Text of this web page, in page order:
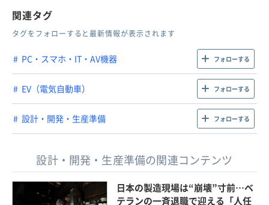
関連タグ
タグをフォローすると最新情報が表示されます
PC・スマホ・IT・AV機器 フォローする
EV（電気自動車） フォローする
設計・開発・生産準備 フォローする
設計・開発・生産準備の関連コンテンツ
日本の製造現場は“崩壊”寸前…ベ
テランの一斉退職で迎える「人任